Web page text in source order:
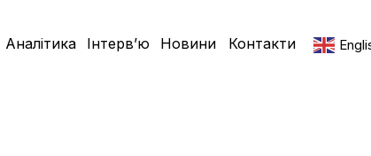
Аналітика Інтерв’ю Новини Контакти